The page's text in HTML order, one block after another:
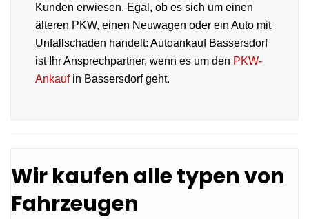
Kunden erwiesen. Egal, ob es sich um einen
älteren PKW, einen Neuwagen oder ein Auto mit
Unfallschaden handelt: Autoankauf Bassersdorf
ist Ihr Ansprechpartner, wenn es um den PKW-
Ankaufin Bassersdorf geht.
Wir kaufen alle typen von
Fahrzeugen